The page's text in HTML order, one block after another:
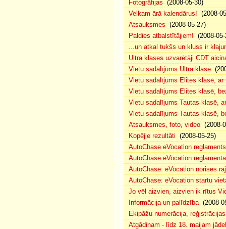
Fotogrāfijas (2008-05-30)
Velkam ārā kalendārus! (2008-
Atsauksmes (2008-05-27)
Paldies atbalstītājiem! (2008-
...un atkal tukšs un kluss ir
Ultra klases uzvarētāji CDT
Vietu sadalījums Ultra klasē
Vietu sadalījums Elites klasē, ar
Vietu sadalījums Elites klasē,
Vietu sadalījums Tautas klasē,
Vietu sadalījums Tautas klasē,
Atsauksmes, foto, video (2008-
Kopējie rezultāti (2008-05-25)
AutoChase eVocation reglaments
AutoChase eVocation
AutoChase: eVocation norises
AutoChase: eVocation startu
Jo vēl aizvien, aizvien ik rītus
Informācija un palīdzība(2008-
Ekipāžu numerācija,
Atgādinam - līdz 18. maijam